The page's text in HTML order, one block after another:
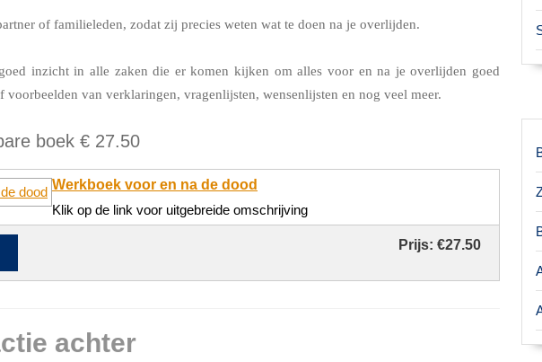
of familieleden, zodat zij precies weten wat te doen na je overlijden.
inzicht in alle zaken die er komen kijken om alles voor en na je overlijden goed
voorbeelden van verklaringen, vragenlijsten, wensenlijsten en nog veel meer.
boek € 27.50
Werkboek voor en na de dood
Klik op de link voor uitgebreide omschrijving
Prijs: €27.50
achter